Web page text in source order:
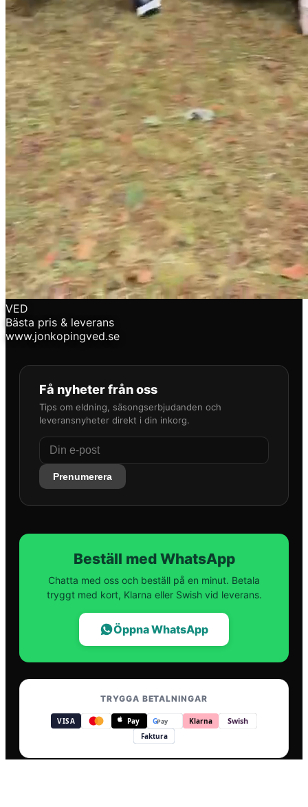
VED
Bästa pris & leverans
www.jonkopingved.se
Få nyheter från oss
Tips om eldning, säsongserbjudanden och
leveransnyheter direkt i din inkorg.
Prenumerera
Beställ med WhatsApp
Chatta med oss och beställ på en minut. Betala
tryggt med kort, Klarna eller Swish vid leverans.
Öppna WhatsApp
TRYGGA BETALNINGAR
VISA Pay GPay Klarna Swish
Faktura
Visa, Mastercard, Apple Pay,